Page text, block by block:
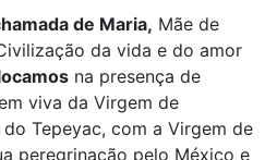
de Maria, Mãe de
da vida e do amor
na presença de
viva da Virgem de
Tepeyac, com a Virgem de
peregrinação pelo México e